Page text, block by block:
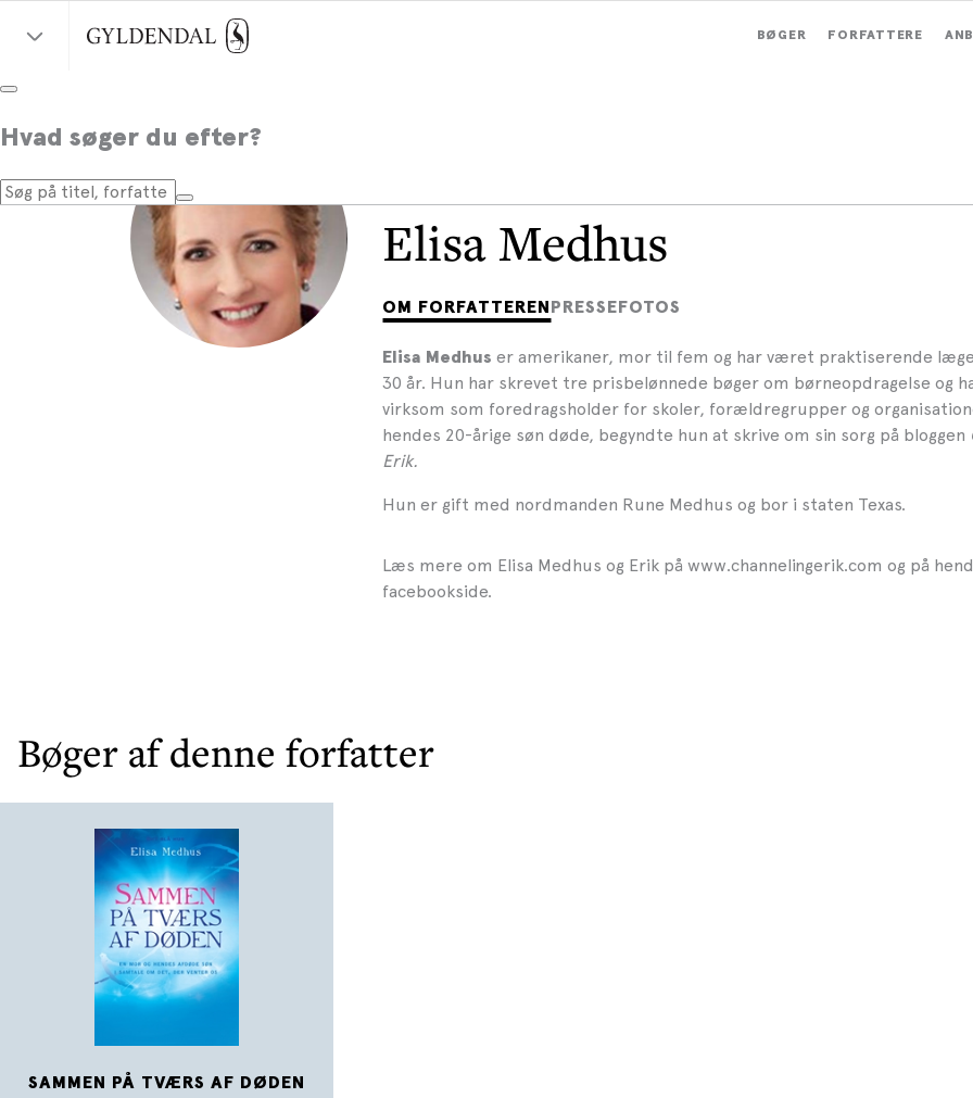
BØGER FORFATTERE
Hvad søger du efter?
Elisa Medhus
OM FORFATTEREN PRESSEFOTOS
Elisa Medhus er amerikaner, mor til fem og har været praktiserende
30 år. Hun har skrevet tre prisbelønnede bøger om børneopdragelse og
virksom som foredragsholder for skoler, forældregrupper og
hendes 20-årige søn døde, begyndte hun at skrive om sin sorg på bloggen
Erik.
Hun er gift med nordmanden Rune Medhus og bor i staten Texas.
Læs mere om Elisa Medhus og Erik på www.channelingerik.com og på
facebookside.
Bøger af denne forfatter
SAMMEN PÅ TVÆRS AF DØDEN